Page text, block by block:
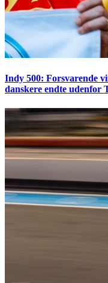
Indy 500: Forsvarende
danskere endte udenfor